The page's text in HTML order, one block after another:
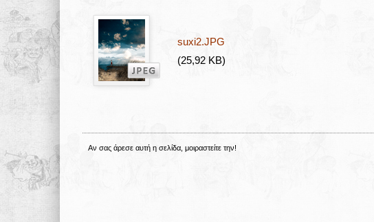
suxi2.JPG
(25,92 KB)
Αν σας άρεσε αυτή η σελίδα, μοιραστείτε την!